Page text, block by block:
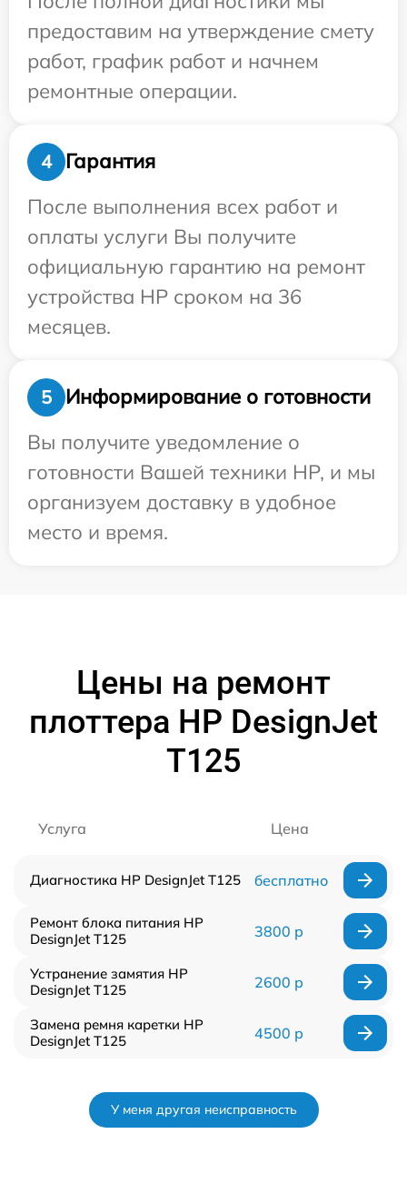
предоставим на утверждение смету
работ, график работ и начнем
ремонтные операции.
4
Гарантия
После выполнения всех работ и
оплаты услуги Вы получите
официальную гарантию на ремонт
устройства HP сроком на 36
месяцев.
5
Информирование о готовности
Вы получите уведомление о
готовности Вашей техники HP, и мы
организуем доставку в удобное
место и время.
Цены на ремонт
плоттера HP DesignJet
T125
Услуга Цена
Диагностика HP DesignJet T125 бесплатно
Ремонт блока питания HP
DesignJet T125
3800 р
Устранение замятия HP
DesignJet T125
2600 р
Замена ремня каретки HP
DesignJet T125
4500 р
У меня другая неисправность